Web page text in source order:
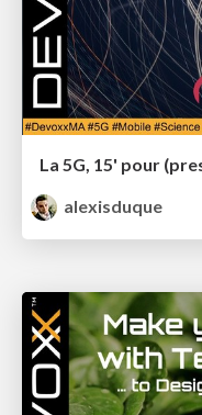
La 5G, 15' pour
alexisduque